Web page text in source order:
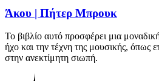
Άκου | Πήτερ Μπρουκ
Το βιβλίο αυτό προσφέρει μια
ήχο και την τέχνη της μουσικής, όπως
στην ανεκτίμητη σιωπή.